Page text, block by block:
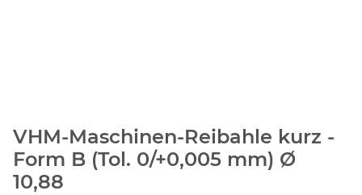
VHM-Maschinen-Reibahle kurz -
Form B (Tol. 0/+0,005 mm) Ø
10,88